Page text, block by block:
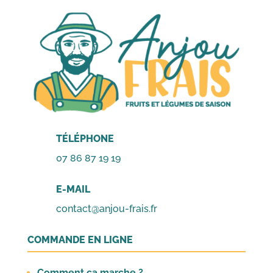
1,20€.
TÉLÉPHONE
07 86 87 19 19
E-MAIL
contact@anjou-frais.fr
COMMANDE EN LIGNE